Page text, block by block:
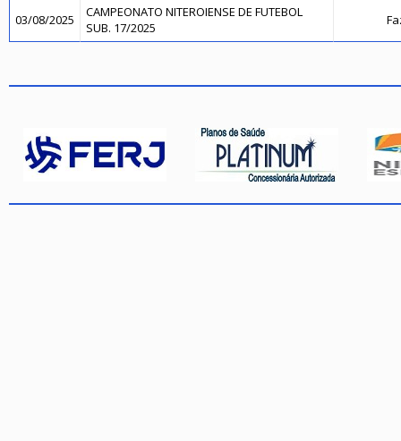
03/08/2025
CAMPEONATO NITEROIENSE DE FUTEBOL
SUB. 17/2025